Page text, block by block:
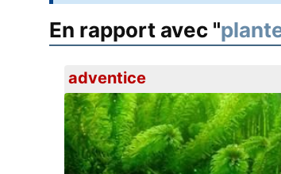
En rapport avec "
adventice